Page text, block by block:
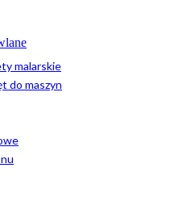
malarskie
do maszyn